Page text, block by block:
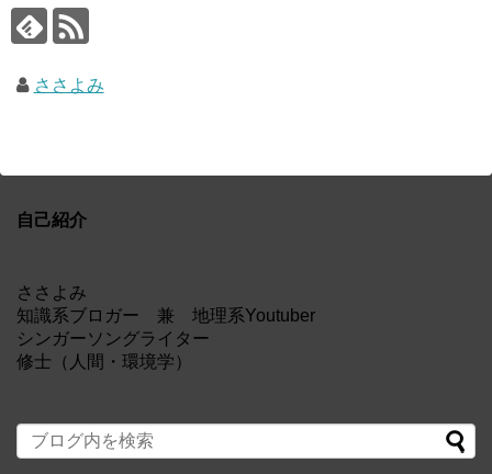
ささよみ
自己紹介
ささよみ
知識系ブロガー 兼 地理系Youtuber
シンガーソングライター
修士（人間・環境学）